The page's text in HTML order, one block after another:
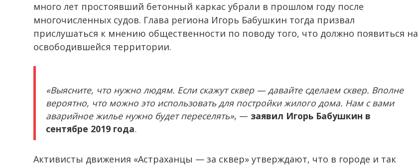
много лет простоявший бетонный каркас убрали в прошлом году после
многочисленных судов. Глава региона Игорь Бабушкин тогда призвал
прислушаться к мнению общественности по поводу того, что должно появиться на
освободившейся территории.
«Выясните, что нужно людям. Если скажут сквер — давайте сделаем сквер. Вполне
вероятно, что можно это использовать для постройки жилого дома. Нам с вами
аварийное жилье нужно будет переселять», — заявил Игорь Бабушкин в
сентябре 2019 года.
Активисты движения «Астраханцы — за сквер» утверждают, что в городе и так